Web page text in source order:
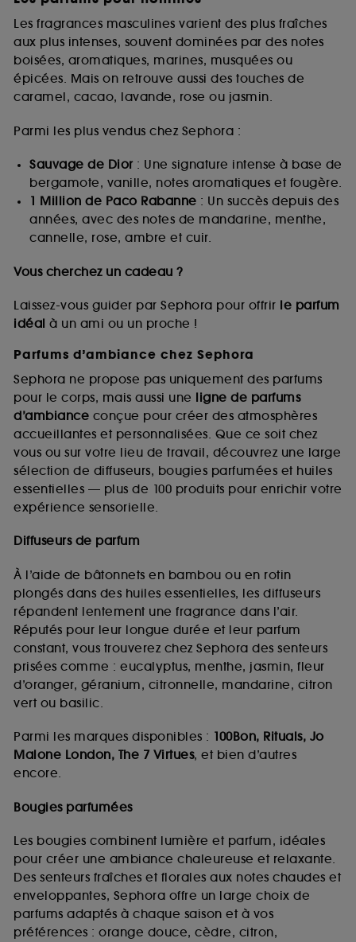
Les fragrances masculines varient des plus fraîches
aux plus intenses, souvent dominées par des notes
boisées, aromatiques, marines, musquées ou
épicées. Mais on retrouve aussi des touches de
caramel, cacao, lavande, rose ou jasmin.
Parmi les plus vendus chez Sephora :
Sauvage de Dior: Une signature intense à base de
bergamote, vanille, notes aromatiques et fougère.
1 Million de Paco Rabanne : Un succès depuis des
années, avec des notes de mandarine, menthe,
cannelle, rose, ambre et cuir.
Vous cherchez un cadeau ?
Laissez-vous guider par Sephora pour offrir le parfum
idéal à un ami ou un proche !
Parfums d’ambiance chez Sephora
Sephora ne propose pas uniquement des parfums
pour le corps, mais aussi une ligne de parfums
d’ambiance conçue pour créer des atmosphères
accueillantes et personnalisées. Que ce soit chez
vous ou sur votre lieu de travail, découvrez une large
sélection de diffuseurs, bougies parfumées et huiles
essentielles — plus de 100 produits pour enrichir votre
expérience sensorielle.
Diffuseurs de parfum
À l’aide de bâtonnets en bambou ou en rotin
plongés dans des huiles essentielles, les diffuseurs
répandent lentement une fragrance dans l’air.
Réputés pour leur longue durée et leur parfum
constant, vous trouverez chez Sephora des senteurs
prisées comme : eucalyptus, menthe, jasmin, fleur
d’oranger, géranium, citronnelle, mandarine, citron
vert ou basilic.
Parmi les marques disponibles : 100Bon, Rituals, Jo
Malone London, The 7 Virtues, et bien d’autres
encore.
Bougies parfumées
Les bougies combinent lumière et parfum, idéales
pour créer une ambiance chaleureuse et relaxante.
Des senteurs fraîches et florales aux notes chaudes et
enveloppantes, Sephora offre un large choix de
parfums adaptés à chaque saison et à vos
préférences : orange douce, cèdre, citron,